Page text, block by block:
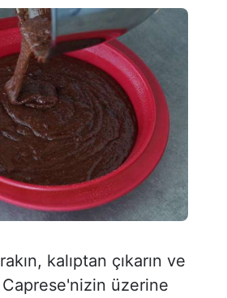
kalıptan çıkarın ve
Caprese'nizin üzerine